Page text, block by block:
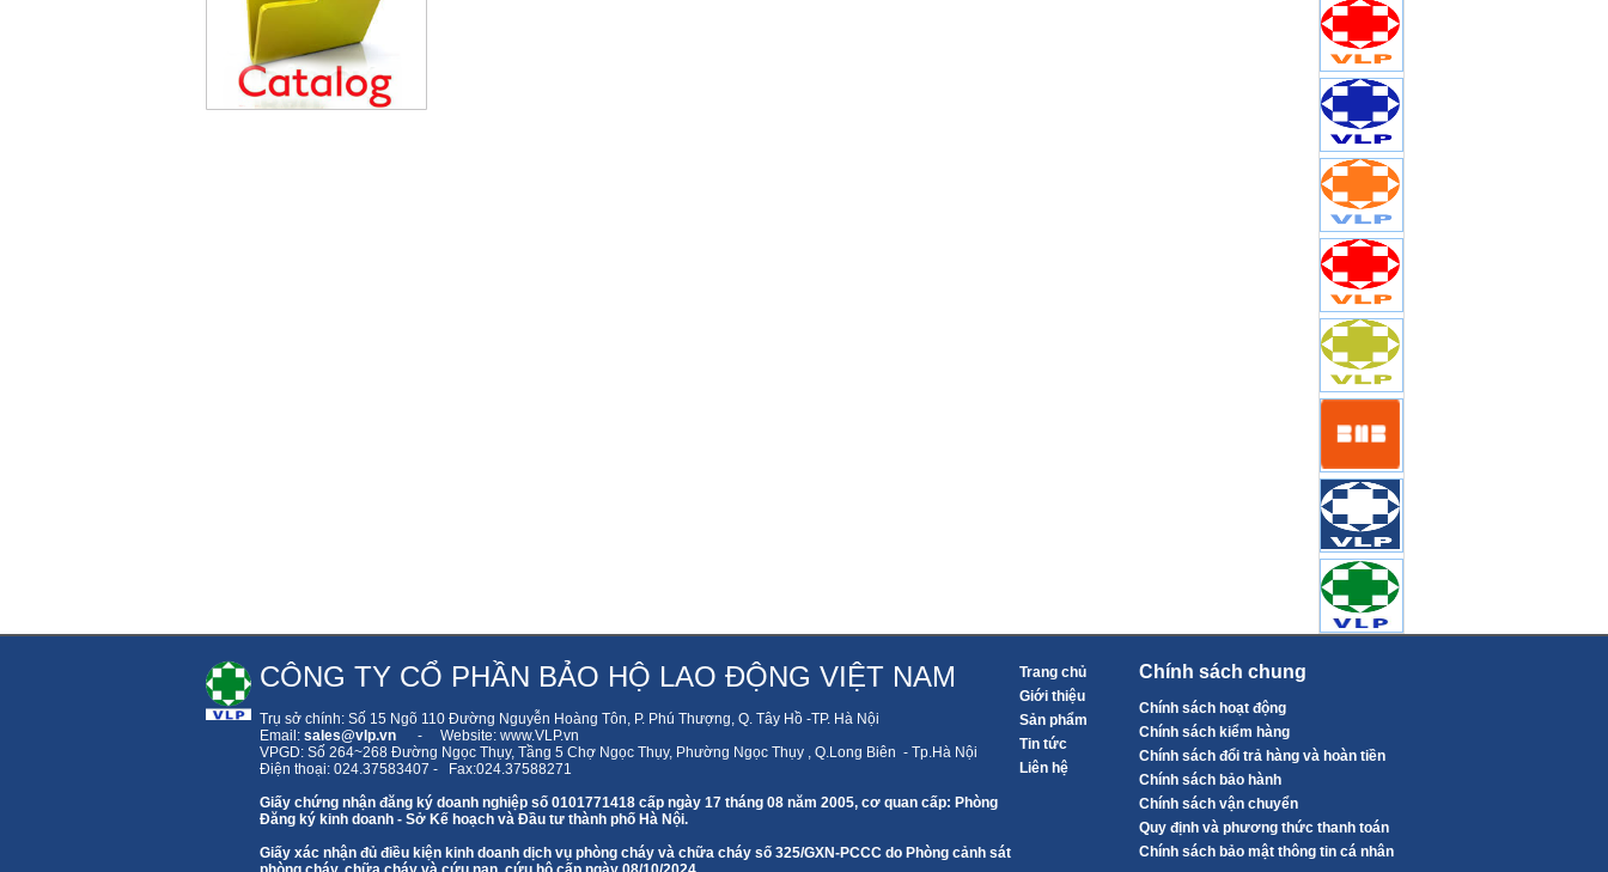
CÔNG TY CỔ PHẦN BẢO HỘ LAO ĐỘNG VIỆT NAM
Trụ sở chính: Số 15 Ngõ 110 Đường Nguyễn Hoàng Tôn, P. Phú Thượng, Q. Tây Hồ -TP. Hà Nội
Email: sales@vlp.vn - Website: www.VLP.vn
VPGD: Số 264~268 Đường Ngọc Thụy, Tầng 5 Chợ Ngọc Thụy, Phường Ngọc Thụy , Q.Long Biên - Tp.Hà Nội
Điện thoại: 024.37583407 - Fax:024.37588271
Giấy chứng nhận đăng ký doanh nghiệp số 0101771418 cấp ngày 17 tháng 08 năm 2005, cơ quan cấp: Phòng
Đăng ký kinh doanh - Sở Kế hoạch và Đầu tư thành phố Hà Nội.
Giấy xác nhận đủ điều kiện kinh doanh dịch vụ phòng cháy và chữa cháy số 325/GXN-PCCC do Phòng cảnh sát
Trang chủ
Giới thiệu
Sản phẩm
Tin tức
Liên hệ
Chính sách chung
Chính sách hoạt động
Chính sách kiểm hàng
Chính sách đổi trả hàng và hoàn tiền
Chính sách bảo hành
Chính sách vận chuyển
Quy định và phương thức thanh toán
Chính sách bảo mật thông tin cá nhân